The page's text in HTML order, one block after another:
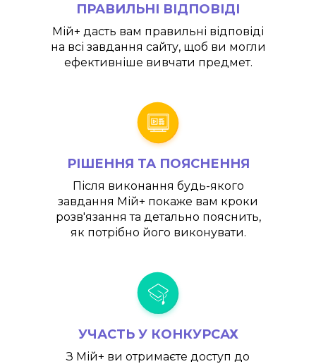
ПРАВИЛЬНІ ВІДПОВІДІ
Мій+ дасть вам правильні відповіді
на всі завдання сайту, щоб ви могли
ефективніше вивчати предмет.
РІШЕННЯ ТА ПОЯСНЕННЯ
Після виконання будь-якого
завдання Мій+ покаже вам кроки
розв'язання та детально пояснить,
як потрібно його виконувати.
УЧАСТЬ У КОНКУРСАХ
З Мій+ ви отримаєте доступ до